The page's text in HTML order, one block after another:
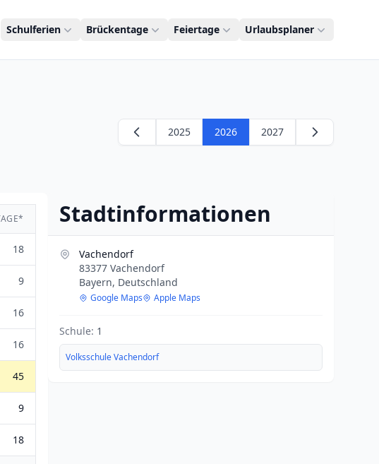
Schulferien Brückentage Feiertage Urlaubsplaner
2025 2026 2027
18
9
16
16
45
9
18
Stadtinformationen
Vachendorf
83377 Vachendorf
Bayern, Deutschland
Google Maps Apple Maps
Schule: 1
Volksschule Vachendorf